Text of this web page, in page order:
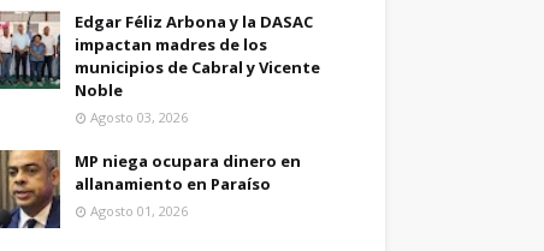
Edgar Féliz Arbona y la DASAC
impactan madres de los
municipios de Cabral y Vicente
Noble
Agosto 03, 2026
MP niega ocupara dinero en
allanamiento en Paraíso
Agosto 01, 2026